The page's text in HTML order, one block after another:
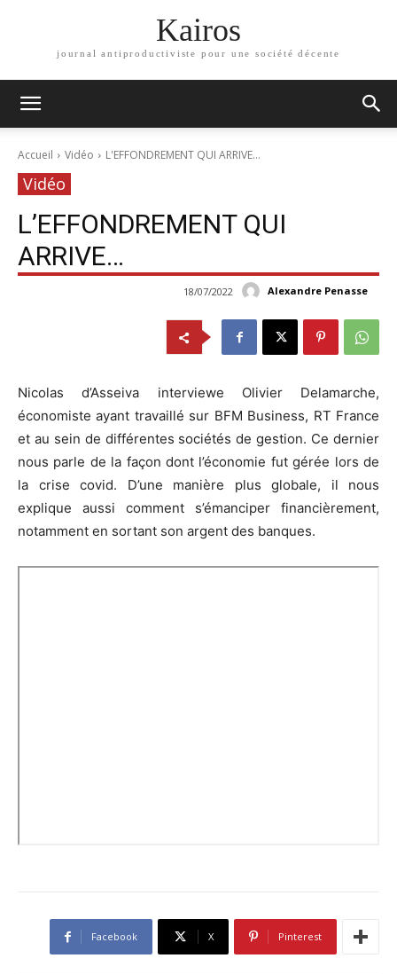
Kairos
journal antiproductiviste pour une société décente
Accueil Vidéo L'EFFONDREMENT QUI ARRIVE...
Vidéo
L’EFFONDREMENT QUI
ARRIVE…
Alexandre Penasse
18/07/2022
Nicolas d’Asseiva interviewe Olivier Delamarche,
économiste ayant travaillé sur BFM Business, RT France
et au sein de différentes sociétés de gestion. Ce dernier
nous parle de la façon dont l’économie fut gérée lors de
la crise covid. D’une manière plus globale, il nous
explique aussi comment s’émanciper financièrement,
notamment en sortant son argent des banques.
Facebook X Pinterest